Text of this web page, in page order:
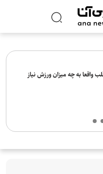
واقعا به چه میزان ورزش نیاز